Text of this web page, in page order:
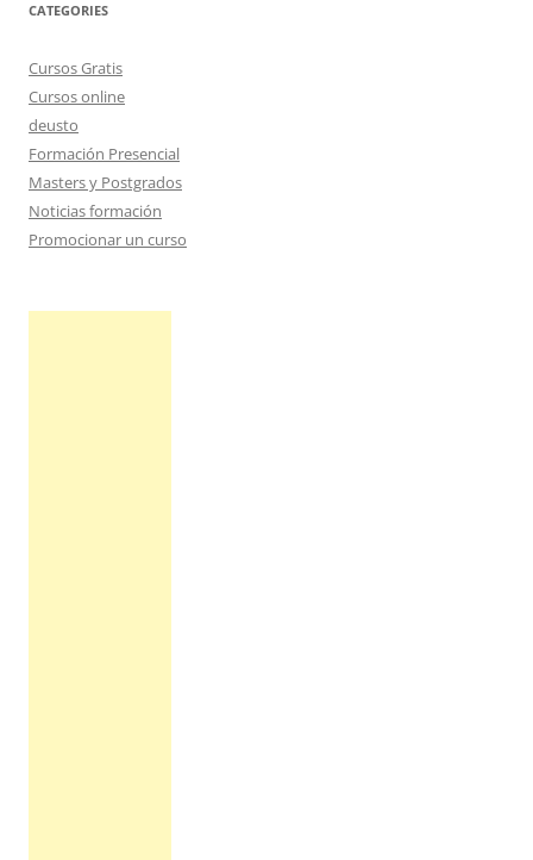
CATEGORIES
Cursos Gratis
Cursos online
deusto
Formación Presencial
Masters y Postgrados
Noticias formación
Promocionar un curso